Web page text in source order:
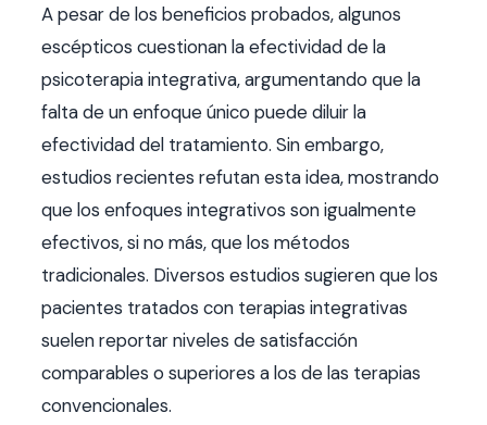
A pesar de los beneficios probados, algunos
escépticos cuestionan la efectividad de la
psicoterapia integrativa, argumentando que la
falta de un enfoque único puede diluir la
efectividad del tratamiento. Sin embargo,
estudios recientes refutan esta idea, mostrando
que los enfoques integrativos son igualmente
efectivos, si no más, que los métodos
tradicionales. Diversos estudios sugieren que los
pacientes tratados con terapias integrativas
suelen reportar niveles de satisfacción
comparables o superiores a los de las terapias
convencionales.